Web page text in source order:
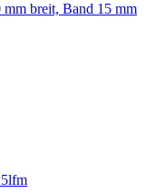
mm breit, Band 15 mm